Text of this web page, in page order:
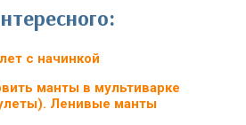
с начинкой
манты в мультиварке
Ленивые манты